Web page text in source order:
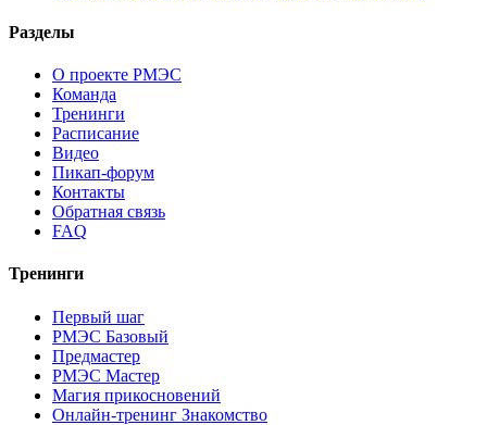
Разделы
О проекте РМЭС
Команда
Тренинги
Расписание
Видео
Пикап-форум
Контакты
Обратная связь
FAQ
Тренинги
Первый шаг
РМЭС Базовый
Предмастер
РМЭС Мастер
Магия прикосновений
Онлайн-тренинг Знакомство